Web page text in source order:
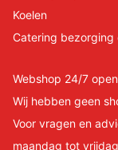
Koelen
Catering
Webshop 24/7
Wij hebben geen
Voor vragen en
maandag tot